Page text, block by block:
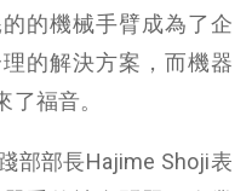
的機械手臂成為了企
的解決方案，而機器
福音。
部部長Hajime Shoji表